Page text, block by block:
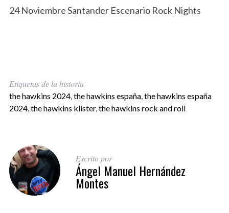
24 Noviembre Santander Escenario Rock Nights
Etiquetas de la historia
the hawkins 2024, the hawkins españa, the hawkins españa
2024, the hawkins klister, the hawkins rock and roll
Escrito por
Ángel Manuel Hernández
Montes